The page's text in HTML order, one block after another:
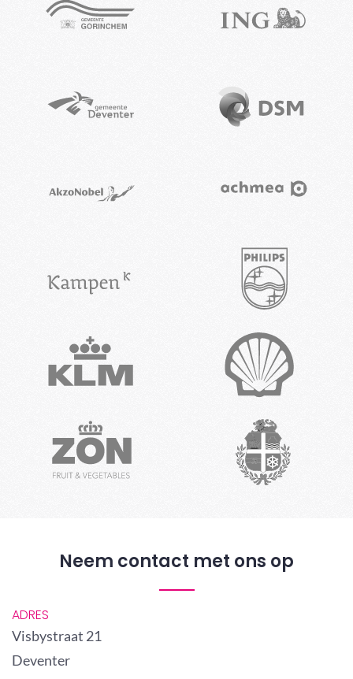
Neem contact met ons op
ADRES
Visbystraat 21
Deventer